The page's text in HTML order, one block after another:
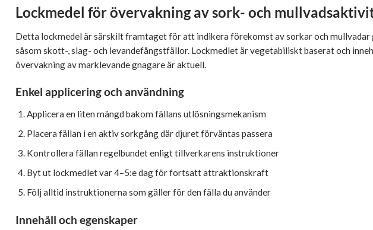
Lockmedel för övervakning av sork- och
Detta lockmedel är särskilt framtaget för att indikera förekomst av sorkar och
såsom skott-, slag- och levandefångstfällor. Lockmedlet är vegetabiliskt baserat och
övervakning av marklevande gnagare är aktuell.
Enkel applicering och användning
Applicera en liten mängd bakom fällans utlösningsmekanism
Placera fällan i en aktiv sorkgång där djuret förväntas passera
Kontrollera fällan regelbundet enligt tillverkarens instruktioner
Byt ut lockmedlet var 4–5:e dag för fortsatt attraktionskraft
Följ alltid instruktionerna som gäller för den fälla du använder
Innehåll och egenskaper